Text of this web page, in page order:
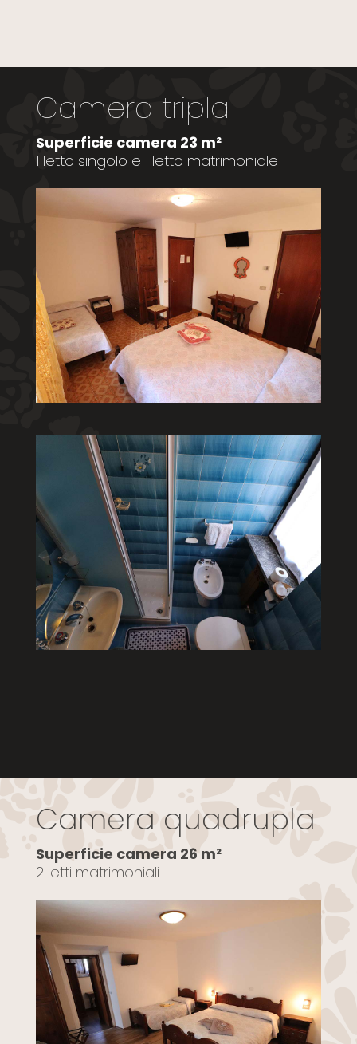
Camera tripla
Superficie camera 23 m²
1 letto singolo e 1 letto matrimoniale
Camera quadrupla
Superficie camera 26 m²
2 letti matrimoniali